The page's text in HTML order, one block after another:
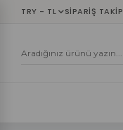
TRY - TL SIPARIŞ TAKIP